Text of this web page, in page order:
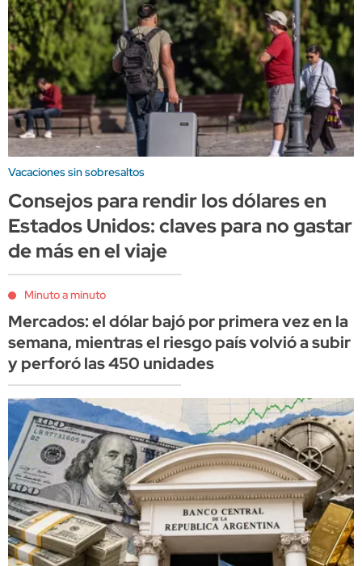
Vacaciones sin sobresaltos
Consejos para rendir los dólares en
Estados Unidos: claves para no gastar
de más en el viaje
Minuto a minuto
Mercados: el dólar bajó por primera vez en la
semana, mientras el riesgo país volvió a subir
y perforó las 450 unidades